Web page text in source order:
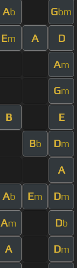
Ab Gbm
Em A D
Am
Gm
B E
Bb Dm
A
Ab Em Dm
Am Db
A Dm